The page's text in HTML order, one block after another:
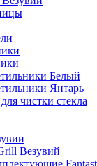
Белый
Янтарь
чистки стекла
Везувий